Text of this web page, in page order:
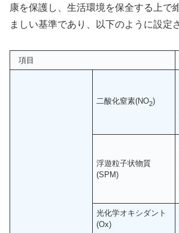
康を保護し、生活環境を保全する上で
ましい基準であり、以下のように設定
項目
二酸化窒素(NO2)
浮遊粒子状物質
(SPM)
光化学オキシダント
(Ox)